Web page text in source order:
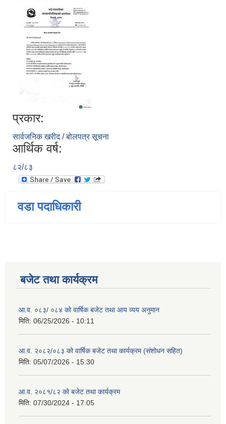
प्रकार:
सार्वजनिक खरीद / बोलपत्र सूचना
आर्थिक वर्ष:
८२/८३
वडा पदाधिकारी
बजेट तथा कार्यक्रम
आ.व. ०८३/ ०८४ को वार्षिक बजेट तथा आय व्यय अनुमान
मिति: 06/25/2026 - 10:11
आ.व. २०८२/०८३ को वार्षिक बजेट तथा कार्यक्रम (संशोधन सहित)
मिति: 05/07/2026 - 15:30
आ.व. २०८१/८२ को बजेट तथा कार्यक्रम
मिति: 07/30/2024 - 17:05